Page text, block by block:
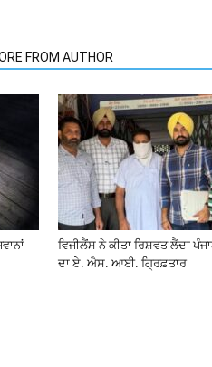
FROM AUTHOR
ਵਿਜੀਲੈਂਸ ਨੇ ਕੀਤਾ ਰਿਸ਼ਵਤ ਲੈਂਦਾ
ਦਾ ਏ. ਐਸ. ਆਈ. ਗ੍ਰਿਫ਼ਤਾਰ